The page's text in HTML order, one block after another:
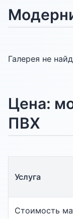
Галерея не
Цена:
ПВХ
Услуга
Стоимость